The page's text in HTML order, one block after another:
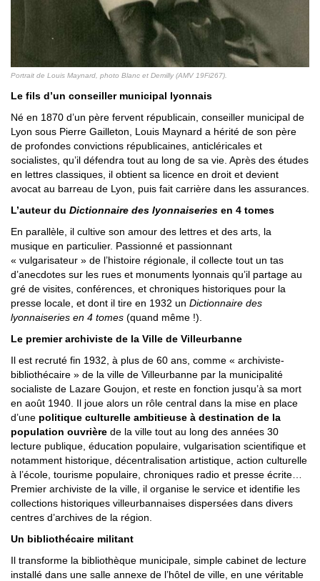
Portrait de Louis Maynard, photo Blanc et Demilly (AMV 19Fi267).
Le fils d’un conseiller municipal lyonnais
Né en 1870 d’un père fervent républicain, conseiller municipal de
Lyon sous Pierre Gailleton, Louis Maynard a hérité de son père
de profondes convictions républicaines, anticléricales et
socialistes, qu’il défendra tout au long de sa vie. Après des études
en lettres classiques, il obtient sa licence en droit et devient
avocat au barreau de Lyon, puis fait carrière dans les assurances.
L’auteur du Dictionnaire des lyonnaiseries en 4 tomes
En parallèle, il cultive son amour des lettres et des arts, la
musique en particulier. Passionné et passionnant
« vulgarisateur » de l’histoire régionale, il collecte tout un tas
d’anecdotes sur les rues et monuments lyonnais qu’il partage au
gré de visites, conférences, et chroniques historiques pour la
presse locale, et dont il tire en 1932 un Dictionnaire des
lyonnaiseries en 4 tomes (quand même !).
Le premier archiviste de la Ville de Villeurbanne
Il est recruté fin 1932, à plus de 60 ans, comme « archiviste-
bibliothécaire » de la ville de Villeurbanne par la municipalité
socialiste de Lazare Goujon, et reste en fonction jusqu’à sa mort
en août 1940. Il joue alors un rôle central dans la mise en place
d’une politique culturelle ambitieuse à destination de la
population ouvrière de la ville tout au long des années 30
lecture publique, éducation populaire, vulgarisation scientifique et
notamment historique, décentralisation artistique, action culturelle
à l’école, tourisme populaire, chroniques radio et presse écrite…
Premier archiviste de la ville, il organise le service et identifie les
collections historiques villeurbannaises dispersées dans divers
centres d’archives de la région.
Un bibliothécaire militant
Il transforme la bibliothèque municipale, simple cabinet de lecture
installé dans une salle annexe de l’hôtel de ville, en une véritable